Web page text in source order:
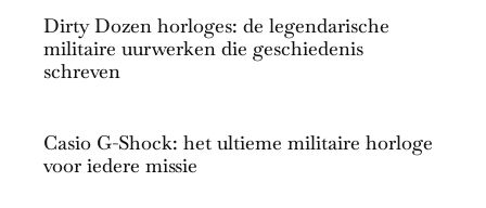
Dirty Dozen horloges: de legendarische
militaire uurwerken die geschiedenis
schreven
Casio G-Shock: het ultieme militaire horloge
voor iedere missie